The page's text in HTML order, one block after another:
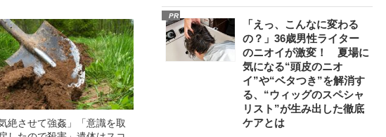
気絶させて強姦」「意識を取
PR
「えっ、こんなに変わる
の？」36歳男性ライター
のニオイが激変！ 夏場に
気になる“頭皮のニオ
イ”や“ベタつき”を解消す
る、“ウィッグのスペシャ
リスト”が生み出した徹底
ケアとは